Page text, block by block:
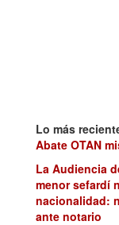
Lo más
Abate OTAN
La Audiencia
menor sefardí
nacionalidad:
ante notario